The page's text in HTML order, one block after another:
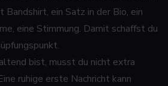
ein Satz in der Bio, ein
eine Stimmung. Damit schaffst du
bist, musst du nicht extra
ruhige erste Nachricht kann